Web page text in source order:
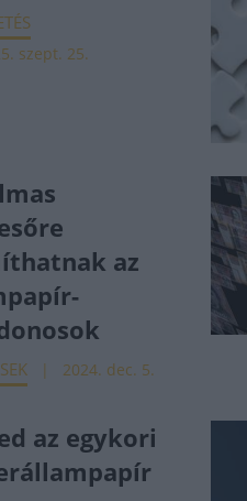
szept. 25.
az
2024. dec. 5.
az egykori